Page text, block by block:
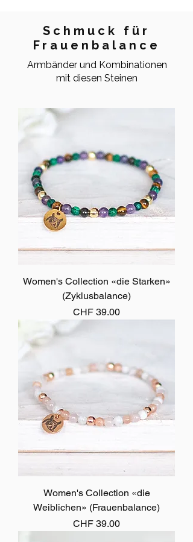
Schmuck für
Frauenbalance
Armbänder und Kombinationen
mit diesen Steinen
Women's Collection «die Starken»
(Zyklusbalance)
Preis
CHF 39.00
Women's Collection «die
Weiblichen» (Frauenbalance)
Preis
CHF 39.00